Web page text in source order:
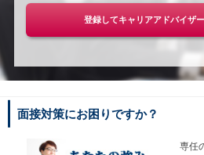
登録してキャリアアドバイザ
面接対策にお困りですか？
専任